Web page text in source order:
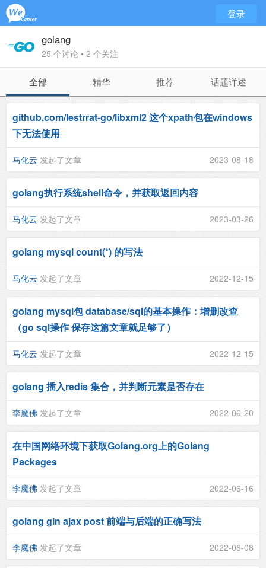
登录
golang
25 个讨论 • 2 个关注
全部 精华 推荐 话题详述
github.com/lestrrat-go/libxml2 这个xpath包在windows
下无法使用
马化云 发起了文章 2023-08-18
golang执行系统shell命令，并获取返回内容
马化云 发起了文章 2023-03-26
golang mysql count(*) 的写法
马化云 发起了文章 2022-12-15
golang mysql包 database/sql的基本操作：增删改查
（go sql操作 保存这篇文章就足够了）
马化云 发起了文章 2022-12-15
golang 插入redis 集合，并判断元素是否存在
李魔佛 发起了文章 2022-06-20
在中国网络环境下获取Golang.org上的Golang
Packages
李魔佛 发起了文章 2022-06-16
golang gin ajax post 前端与后端的正确写法
李魔佛 发起了文章 2022-06-08